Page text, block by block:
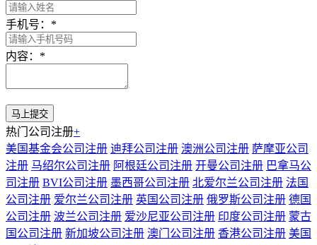
手机号： *
内容： *
热门公司注册+
美国基金会公司注册 迪拜公司注册 澳洲公司注册 萨摩亚公司
注册 马绍尔公司注册 阿根廷公司注册 开曼公司注册 巴拿马公
司注册 BVI公司注册 墨西哥公司注册 北爱尔兰公司注册 法国
公司注册 爱尔兰公司注册 英国公司注册 俄罗斯公司注册 德国
公司注册 波兰公司注册 爱沙尼亚公司注册 印度公司注册 蒙古
国公司注册 新加坡公司注册 澳门公司注册 香港公司注册 美国